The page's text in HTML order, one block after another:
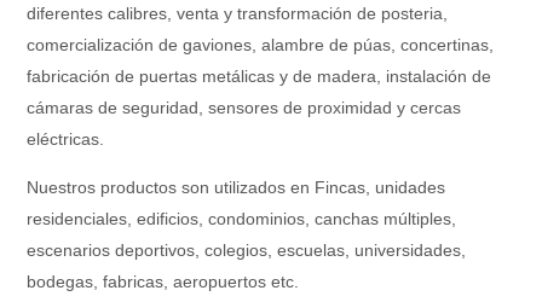
diferentes calibres, venta y transformación de posteria,
comercialización de gaviones, alambre de púas, concertinas,
fabricación de puertas metálicas y de madera, instalación de
cámaras de seguridad, sensores de proximidad y cercas
eléctricas.
Nuestros productos son utilizados en Fincas, unidades
residenciales, edificios, condominios, canchas múltiples,
escenarios deportivos, colegios, escuelas, universidades,
bodegas, fabricas, aeropuertos etc.